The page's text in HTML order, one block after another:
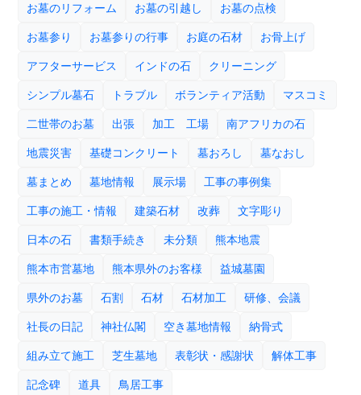
お墓のリフォーム お墓の引越し お墓の点検
お墓参り お墓参りの行事 お庭の石材 お骨上げ
アフターサービス インドの石 クリーニング
シンプル墓石 トラブル ボランティア活動 マスコミ
二世帯のお墓 出張 加工 工場 南アフリカの石
地震災害 基礎コンクリート 墓おろし 墓なおし
墓まとめ 墓地情報 展示場 工事の事例集
工事の施工・情報 建築石材 改葬 文字彫り
日本の石 書類手続き 未分類 熊本地震
熊本市営墓地 熊本県外のお客様 益城墓園
県外のお墓 石割 石材 石材加工 研修、会議
社長の日記 神社仏閣 空き墓地情報 納骨式
組み立て施工 芝生墓地 表彰状・感謝状 解体工事
記念碑 道具 鳥居工事